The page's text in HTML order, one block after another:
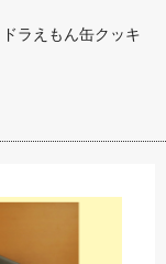
ラえもん缶クッキ